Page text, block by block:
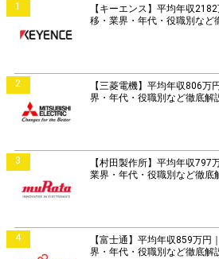
1
【キーエンス】平均年収
移・業界・年代・役職別など
2
【三菱電機】平均年収806万
界・年代・役職別など徹底解
3
【村田製作所】平均年収797
業界・年代・役職別など徹底
4
【富士通】平均年収859万円
界・年代・役職別など徹底解